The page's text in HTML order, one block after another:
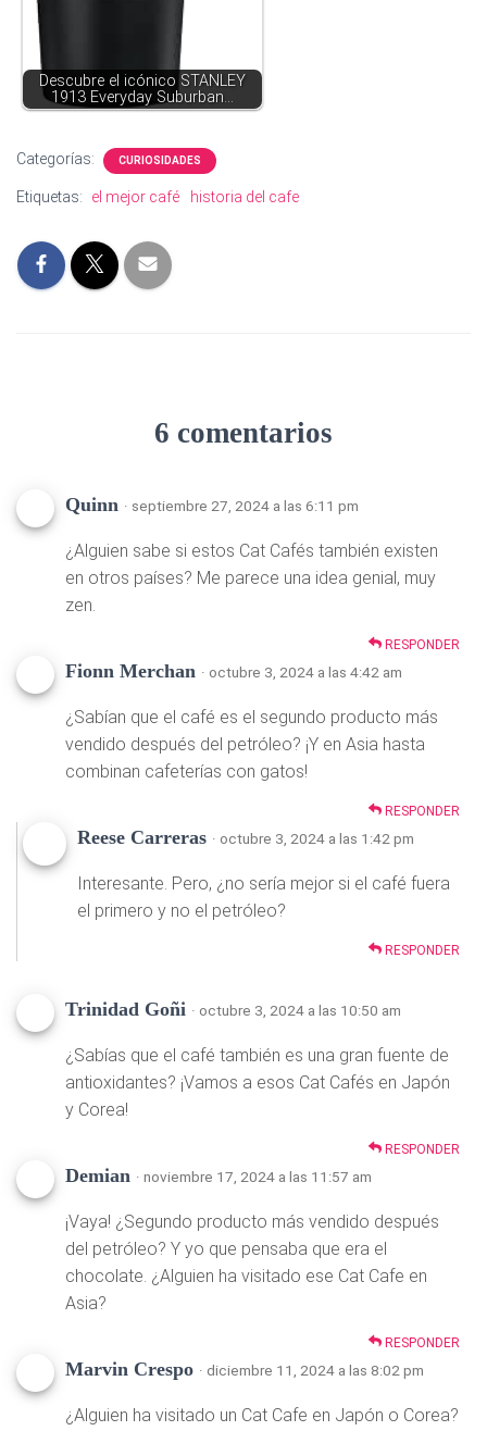
Descubre el icónico STANLEY
1913 Everyday Suburban…
Categorías: CURIOSIDADES
Etiquetas: el mejor café historia del cafe
6 comentarios
Quinn · septiembre 27, 2024 a las 6:11 pm
¿Alguien sabe si estos Cat Cafés también existen
en otros países? Me parece una idea genial, muy
zen.
RESPONDER
Fionn Merchan · octubre 3, 2024 a las 4:42 am
¿Sabían que el café es el segundo producto más
vendido después del petróleo? ¡Y en Asia hasta
combinan cafeterías con gatos!
RESPONDER
Reese Carreras · octubre 3, 2024 a las 1:42 pm
Interesante. Pero, ¿no sería mejor si el café fuera
el primero y no el petróleo?
RESPONDER
Trinidad Goñi · octubre 3, 2024 a las 10:50 am
¿Sabías que el café también es una gran fuente de
antioxidantes? ¡Vamos a esos Cat Cafés en Japón
y Corea!
RESPONDER
Demian · noviembre 17, 2024 a las 11:57 am
¡Vaya! ¿Segundo producto más vendido después
del petróleo? Y yo que pensaba que era el
chocolate. ¿Alguien ha visitado ese Cat Cafe en
Asia?
RESPONDER
Marvin Crespo · diciembre 11, 2024 a las 8:02 pm
¿Alguien ha visitado un Cat Cafe en Japón o Corea?